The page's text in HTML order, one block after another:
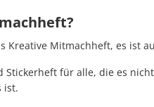
Kreative Mitmachheft, es ist
Stickerheft für alle, die es
ist.